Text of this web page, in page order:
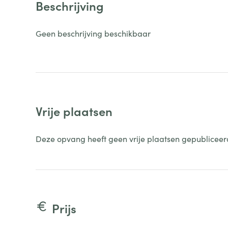
Beschrijving
Geen beschrijving beschikbaar
Vrije plaatsen
Deze opvang heeft geen vrije plaatsen
Prijs